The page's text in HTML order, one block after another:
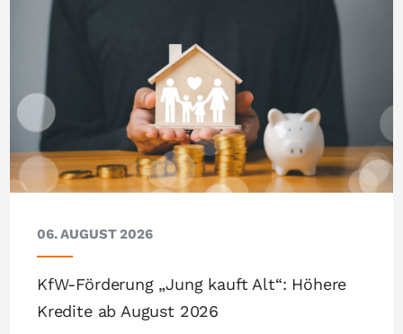
06. AUGUST 2026
KfW-Förderung „Jung kauft Alt“: Höhere
Kredite ab August 2026